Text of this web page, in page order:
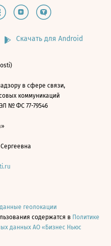
Скачать для Android
в сфере связи,
коммуникаций
№ ФС 77-79546
геолокации
содержатся в Политике
данных АО «Бизнес Ньюс